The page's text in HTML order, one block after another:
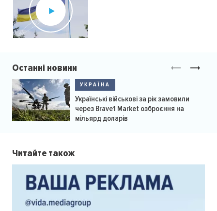
Останні новини
УКРАЇНА
Українські військові за рік замовили
через Brave1 Market озброєння на
мільярд доларів
Читайте також